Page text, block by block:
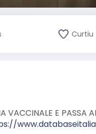
Curtiu
E PASSA